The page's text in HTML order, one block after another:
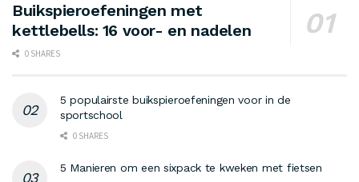
Buikspieroefeningen met
kettlebells: 16 voor- en nadelen
0 SHARES
5 populairste buikspieroefeningen voor in de
sportschool
0 SHARES
5 Manieren om een sixpack te kweken met fietsen